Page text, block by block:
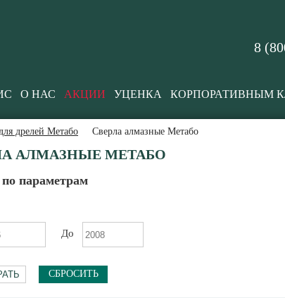
8
О НАС АКЦИИ УЦЕНКА КОРПОРАТИВНЫМ
дрелей Метабо Сверла алмазные Метабо
АЛМАЗНЫЕ МЕТАБО
параметрам
До
СБРОСИТЬ